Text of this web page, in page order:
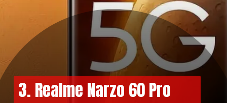
3. Realme Narzo 60 Pro